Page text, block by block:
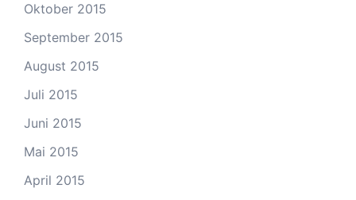
Oktober 2015
September 2015
August 2015
Juli 2015
Juni 2015
Mai 2015
April 2015